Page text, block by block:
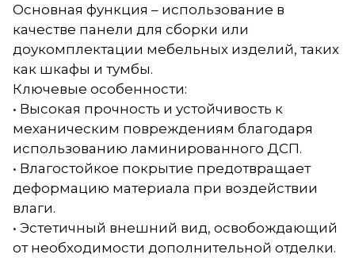
Основная функция – использование в
качестве панели для сборки или
доукомплектации мебельных изделий, таких
как шкафы и тумбы.
Ключевые особенности:
• Высокая прочность и устойчивость к
механическим повреждениям благодаря
использованию ламинированного ДСП.
• Влагостойкое покрытие предотвращает
деформацию материала при воздействии
влаги.
• Эстетичный внешний вид, освобождающий
от необходимости дополнительной отделки.